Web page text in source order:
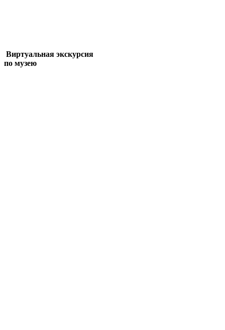
Виртуальная экскурсия
по музею